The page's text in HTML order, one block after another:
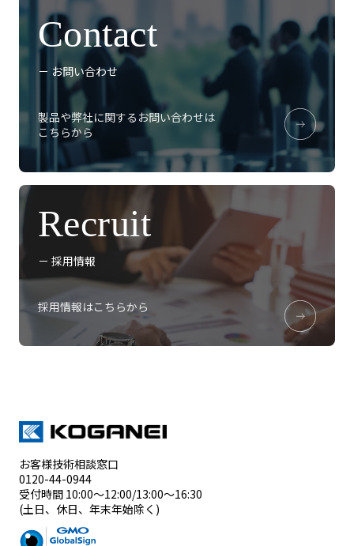
Contact
－ お問い合わせ
製品や弊社に関するお問い合わせは
こちらから
Recruit
－ 採用情報
採用情報はこちらから
お客様技術相談窓口
0120-44-0944
受付時間 10:00～12:00/13:00～16:30
(土日、休日、年末年始除く)